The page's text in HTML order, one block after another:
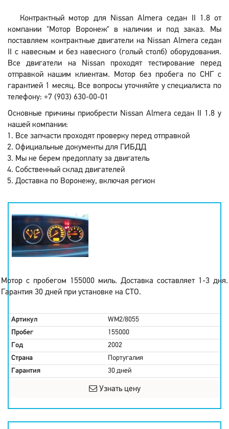
Контрактный мотор для Nissan Almera седан II 1.8 от
компании "Мотор Воронеж" в наличии и под заказ. Мы
поставляем контрактные двигатели на Nissan Almera седан
II с навесным и без навесного (голый столб) оборудования.
Все двигатели на Nissan проходят тестирование перед
отправкой нашим клиентам. Мотор без пробега по СНГ с
гарантией 1 месяц. Все вопросы уточняйте у специалиста по
телефону: +7 (903) 630-00-01
Основные причины приобрести Nissan Almera седан II 1.8 у
нашей компании:
Все запчасти проходят проверку перед отправкой
Официальные документы для ГИБДД
Мы не берем предоплату за двигатель
Собственный склад двигателей
Доставка по Воронежу, включая регион
Мотор с пробегом 155000 миль. Доставка составляет 1-3 дня.
Гарантия 30 дней при установке на СТО.
Артикул
WM2/8055
Пробег
155000
Год
2002
Страна
Португалия
Гарантия
30 дней
Узнать цену